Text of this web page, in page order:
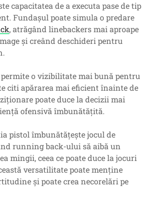
capacitatea de a executa pase de tip
Fundașul poate simula o predare
, atrăgând linebackers mai aproape
și creând deschideri pentru
o vizibilitate mai bună pentru
citi apărarea mai eficient înainte de
poate duce la decizii mai
ofensivă îmbunătățită.
pistol îmbunătățește jocul de
running back-ului să aibă un
mingii, ceea ce poate duce la jocuri
versatilitate poate menține
și poate crea necorelări pe